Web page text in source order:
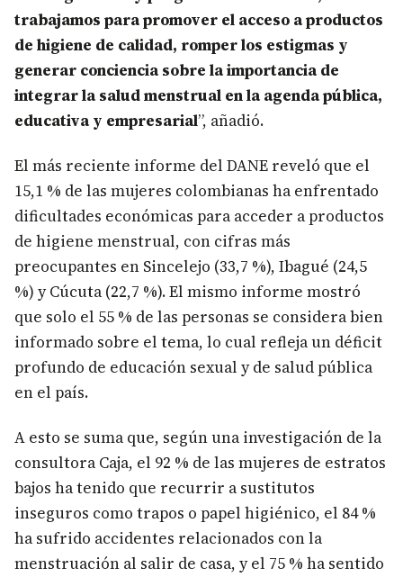
trabajamos para promover el acceso a productos
de higiene de calidad, romper los estigmas y
generar conciencia sobre la importancia de
integrar la salud menstrual en la agenda pública,
educativa y empresarial”, añadió.
El más reciente informe del DANE reveló que el
15,1 % de las mujeres colombianas ha enfrentado
dificultades económicas para acceder a productos
de higiene menstrual, con cifras más
preocupantes en Sincelejo (33,7 %), Ibagué (24,5
%) y Cúcuta (22,7 %). El mismo informe mostró
que solo el 55 % de las personas se considera bien
informado sobre el tema, lo cual refleja un déficit
profundo de educación sexual y de salud pública
en el país.
A esto se suma que, según una investigación de la
consultora Caja, el 92 % de las mujeres de estratos
bajos ha tenido que recurrir a sustitutos
inseguros como trapos o papel higiénico, el 84 %
ha sufrido accidentes relacionados con la
menstruación al salir de casa, y el 75 % ha sentido